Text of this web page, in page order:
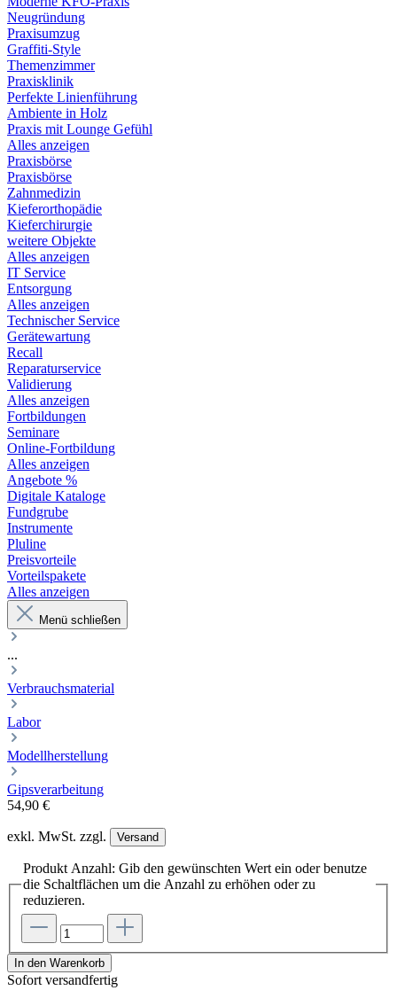
Neugründung
Praxisumzug
Graffiti-Style
Themenzimmer
Praxisklinik
Perfekte Linienführung
Ambiente in Holz
Praxis mit Lounge Gefühl
Alles anzeigen
Praxisbörse
Praxisbörse
Zahnmedizin
Kieferorthopädie
Kieferchirurgie
weitere Objekte
Alles anzeigen
IT Service
Entsorgung
Alles anzeigen
Technischer Service
Gerätewartung
Recall
Reparaturservice
Validierung
Alles anzeigen
Fortbildungen
Seminare
Online-Fortbildung
Alles anzeigen
Angebote %
Digitale Kataloge
Fundgrube
Instrumente
Pluline
Preisvorteile
Vorteilspakete
Alles anzeigen
Menü schließen
...
Verbrauchsmaterial
Labor
Modellherstellung
Gipsverarbeitung
54,90 €
exkl. MwSt. zzgl. Versand
Produkt Anzahl: Gib den gewünschten Wert ein oder benutze
die Schaltflächen um die Anzahl zu erhöhen oder zu
reduzieren.
In den Warenkorb
Sofort versandfertig